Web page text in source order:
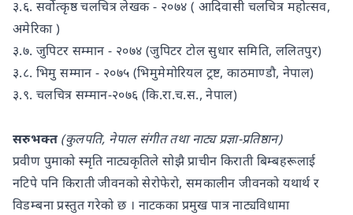
३.६. सर्वोत्कृष्ठ चलचित्र लेखक - २०७४ ( आदिवासी चलचित्र महोत्सव,
अमेरिका )
३.७. जुपिटर सम्मान - २०७४ (जुपिटर टोल सुधार समिति, ललितपुर)
३.८. भिमु सम्मान - २०७५ (भिमुमेमोरियल ट्रष्ट, काठमाण्डौ, नेपाल)
३.९. चलचित्र सम्मान-२०७६ (कि.रा.च.स., नेपाल)
सरुभक्त(कुलपति, नेपाल संगीत तथा नाट्य प्रज्ञा-प्रतिष्ठान)
प्रवीण पुमाको स्मृति नाट्यकृतिले सोझै प्राचीन किराती बिम्बहरूलाई
नटिपे पनि किराती जीवनको सेरोफेरो, समकालीन जीवनको यथार्थ र
विडम्बना प्रस्तुत गरेको छ । नाटकका प्रमुख पात्र नाट्यविधामा